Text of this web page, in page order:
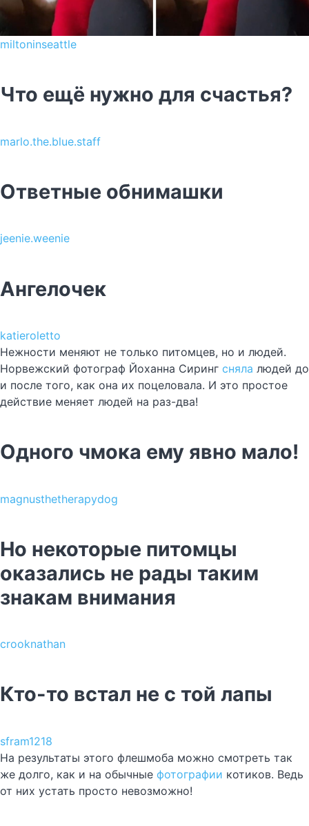
miltoninseattle
Что ещё нужно для счастья?
marlo.the.blue.staff
Ответные обнимашки
jeenie.weenie
Ангелочек
katieroletto
Нежности меняют не только питомцев, но и людей.
Норвежский фотограф Йоханна Сиринг сняла людей до
и после того, как она их поцеловала. И это простое
действие меняет людей на раз-два!
Одного чмока ему явно мало!
magnusthetherapydog
Но некоторые питомцы
оказались не рады таким
знакам внимания
crooknathan
Кто-то встал не с той лапы
sfram1218
На результаты этого флешмоба можно смотреть так
же долго, как и на обычные фотографии котиков. Ведь
от них устать просто невозможно!